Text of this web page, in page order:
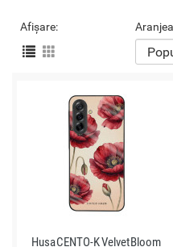
Afișare:
Husa CENTO-K Velvet Bloom